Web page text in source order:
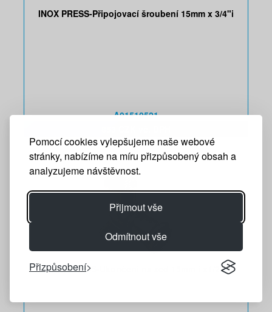
Pomocí cookies vylepšujeme naše webové
stránky, nabízíme na míru přizpůsobený obsah a
analyzujeme návštěvnost.
Přijmout vše
Odmítnout vše
Přizpůsobení
INOX PRESS-Připojovací šroubení 15mm x 3/4"i
A01510521
INOX PRESS-Ukončení na zeď 15mm i x1/2"i